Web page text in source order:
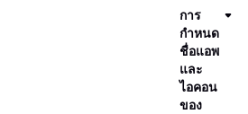
การ
กำหนด
ชื่อแอพ
และ
ไอคอน
ของ